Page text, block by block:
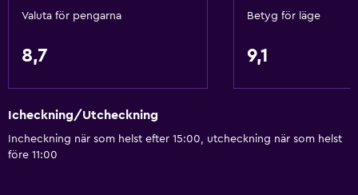
Valuta för pengarna
8,7
Betyg för läge
9,1
Icheckning/Utcheckning
Incheckning när som helst efter 15:00, utcheckning när som helst
före 11:00